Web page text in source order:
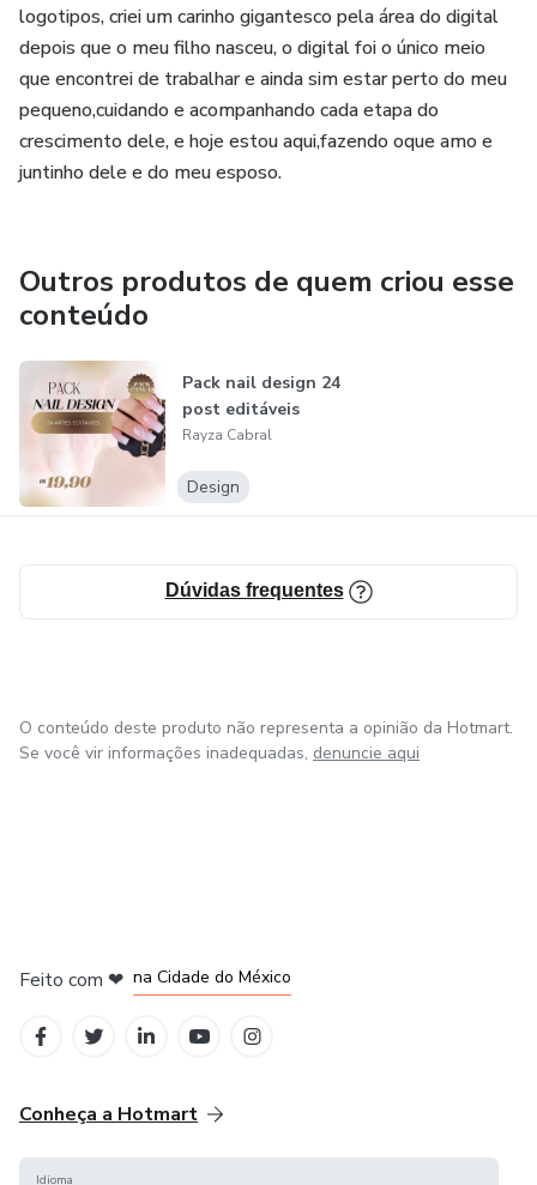
logotipos, criei um carinho gigantesco pela área do digital
depois que o meu filho nasceu, o digital foi o único meio
que encontrei de trabalhar e ainda sim estar perto do meu
pequeno,cuidando e acompanhando cada etapa do
crescimento dele, e hoje estou aqui,fazendo oque amo e
juntinho dele e do meu esposo.
Outros produtos de quem criou esse
conteúdo
Pack nail design 24
post editáveis
Rayza Cabral
Design
Dúvidas frequentes
O conteúdo deste produto não representa a opinião da Hotmart.
Se você vir informações inadequadas, denuncie aqui
Feito com ❤ na Cidade do México
Conheça a Hotmart
Idioma